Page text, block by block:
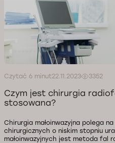
Czytać 6 minut22.11.2023 3352
Czym jest chirurgia
stosowana?
Chirurgia małoinwazyjna polega
chirurgicznych o niskim stopniu
małoinwazyjnych jest metoda fal